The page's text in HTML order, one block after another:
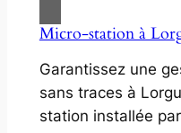
Micro-station à
Garantissez une
sans traces à
station installée